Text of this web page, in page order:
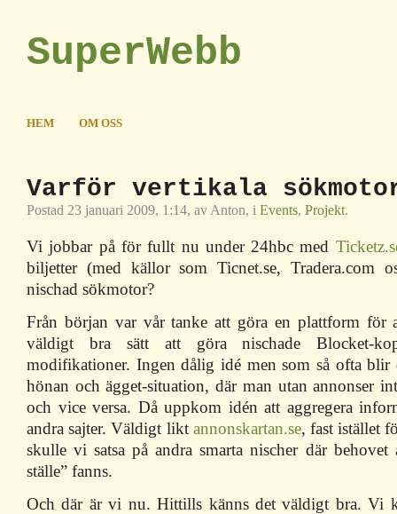
SuperWebb
HEM OM OSS
Varför vertikala
Postad 23 januari 2009, 1:14, av Anton, i Events, Projekt.
Vi jobbar på för fullt nu under 24hbc med
biljetter (med källor som Ticnet.se, Tradera.com
nischad sökmotor?
Från början var vår tanke att göra en plattform för
väldigt bra sätt att göra nischade Blocket-
modifikationer. Ingen dålig idé men som så ofta
hönan och ägget-situation, där man utan annonser
och vice versa. Då uppkom idén att aggregera
andra sajter. Väldigt likt annonskartan.se, fast istället
skulle vi satsa på andra smarta nischer där
ställe” fanns.
Och där är vi nu. Hittills känns det väldigt bra. Vi